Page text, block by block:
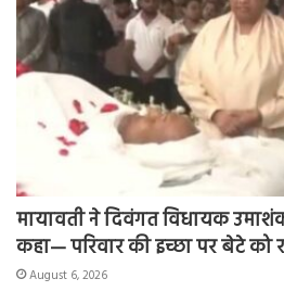
मायावती ने दिवंगत विधायक
कहा— परिवार की इच्छा पर बेटे
August 6, 2026